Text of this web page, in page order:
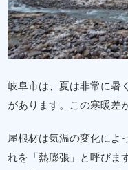
岐阜市は、夏は非常に暑
があります。この寒暖差
屋根材は気温の変化によ
れを「熱膨張」と呼びま